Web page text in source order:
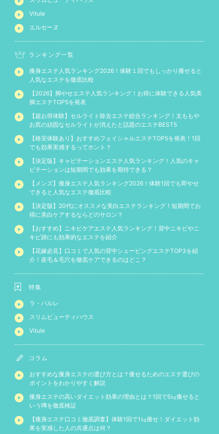
Vitule
エルセーヌ
ランキング一覧
痩身エステ人気ランキング2026！体験１回でもしっかり痩せると
人気なエステを徹底比較
【2026】脚やせエステ人気ランキング！お得に体験できる人気美
脚エステTOP5を発表
【超お得体験】セルライト除去エステ総合ランキング！太ももや
お尻の頑固なセルライトが消えたと話題のエステBEST5
【格安体験あり】おすすめフェイシャルエステTOP5を発表！1回
でも効果実感するってホント？
【決定版】キャビテーションエステ人気ランキング！人気のキャ
ビテーションは短期間でも効果を期待できる？
【メンズ】痩身エステ人気ランキング2026！体験1回でも即やせ
できると人気なエステ徹底比較
【決定版】20代にオススメな美白エステランキング！短期間でお
得に美白ケアするならどのサロン？
【おすすめ】ニキビケアエステ人気ランキング！背中ニキビやニ
キビ跡にも効果的なエステを紹介
【花嫁必見】口コミで人気の背中シェービングエステTOP3を紹
介！産毛＆毛穴を徹底ケアできるのはどこ？
特集
ラ・パルレ
スリムビューティハウス
Vitule
コラム
おすすめな痩身エステの選び方とは？痩せるためのエステ選びの
ポイントをわかりやすく解説
痩身エステの高いダイエット効果の理由とは？1回で5㎏痩せると
いう噂を徹底検証
【痩身エステ口コミ徹底調査】体験1回で1㎏痩せ！ダイエット効
果を実感した人の共通点は何？